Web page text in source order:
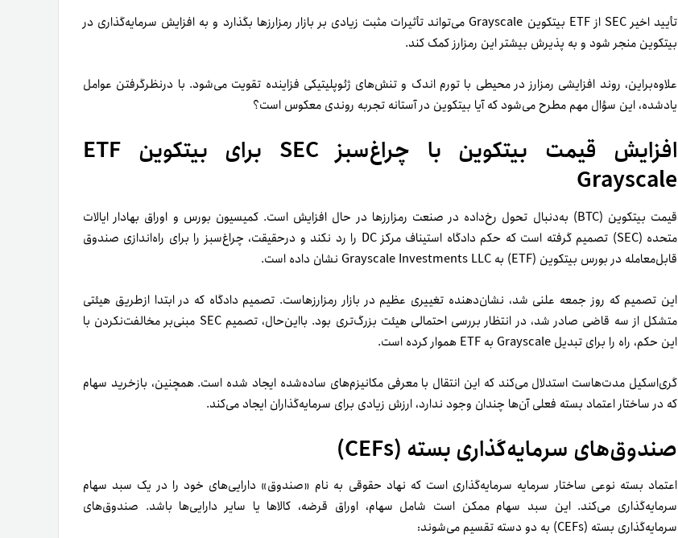
تأیید اخیر SEC از ETF بیتکوین Grayscale می‌تواند تأثیرات مثبت زیادی بر بازار رمزارزها بگذارد و به افزایش سرمایه‌گذاری در
بیتکوین منجر شود و به پذیرش بیشتر این رمزارز کمک کند.
علاوه‌بر‌این، روند افزایشی رمزارز در محیطی با تورم اندک و تنش‌های ژئوپلیتیکی فزاینده تقویت می‌شود. با درنظرگرفتن عوامل
یادشده، این سؤال مهم مطرح می‌شود که آیا بیتکوین در آستانه تجربه روندی معکوس است؟
افزایش قیمت بیتکوین با چراغ‌سبز SEC برای بیتکوین ETF
Grayscale
قیمت بیتکوین (BTC) به‌دنبال تحول رخ‌داده در صنعت رمزارزها در حال افزایش است. کمیسیون بورس و اوراق بهادار ایالات
متحده (SEC) تصمیم گرفته است که حکم دادگاه استیناف مرکز DC را رد نکند و درحقیقت، چراغ‌سبز را برای راه‌اندازی صندوق
قابل‌معامله در بورس بیتکوین (ETF) به Grayscale Investments LLC نشان داده است.
این تصمیم که روز جمعه علنی شد، نشان‌دهنده تغییری عظیم در بازار رمزارزهاست. تصمیم دادگاه که در ابتدا ازطریق هیئتی
متشکل از سه قاضی صادر شد، در انتظار بررسی احتمالی هیئت بزرگ‌تری بود. بااین‌حال، تصمیم SEC مبنی‌بر مخالفت‌نکردن با
این حکم، راه را برای تبدیل Grayscale به ETF هموار کرده است.
گری‌اسکیل مدت‌هاست استدلال می‌کند که این انتقال با معرفی مکانیزم‌های ساده‌شده ایجاد شده است. همچنین، بازخرید سهام
که در ساختار اعتماد بسته فعلی آن‌ها چندان وجود ندارد، ارزش زیادی برای سرمایه‌گذاران ایجاد می‌کند.
صندوق‌های سرمایه‌گذاری بسته (CEFs)
اعتماد بسته نوعی ساختار سرمایه سرمایه‌گذاری است که نهاد حقوقی به نام «صندوق» دارایی‌های خود را در یک سبد سهام
سرمایه‌گذاری می‌کند. این سبد سهام ممکن است شامل سهام، اوراق‌ قرضه، کالاها یا سایر دارایی‌ها باشد. صندوق‌های
سرمایه‌گذاری بسته (CEFs) به دو دسته تقسیم می‌شوند: